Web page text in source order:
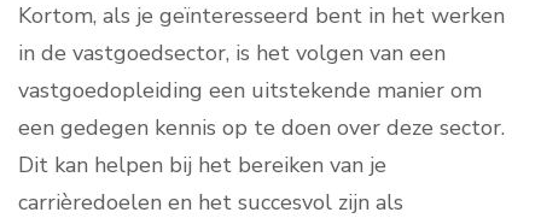
Kortom, als je geïnteresseerd bent in het werken
in de vastgoedsector, is het volgen van een
vastgoedopleiding een uitstekende manier om
een gedegen kennis op te doen over deze sector.
Dit kan helpen bij het bereiken van je
carrièredoelen en het succesvol zijn als